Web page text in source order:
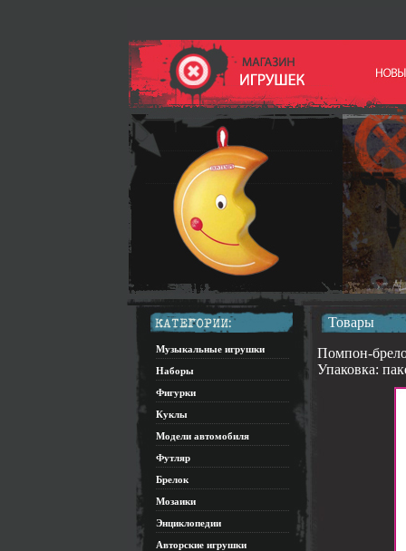
Музыкальные игрушки
Наборы
Фигурки
Куклы
Модели автомобиля
Футляр
Брелок
Мозаики
Энциклопедии
Авторские игрушки
Товары
Помпон-
Упаковка: